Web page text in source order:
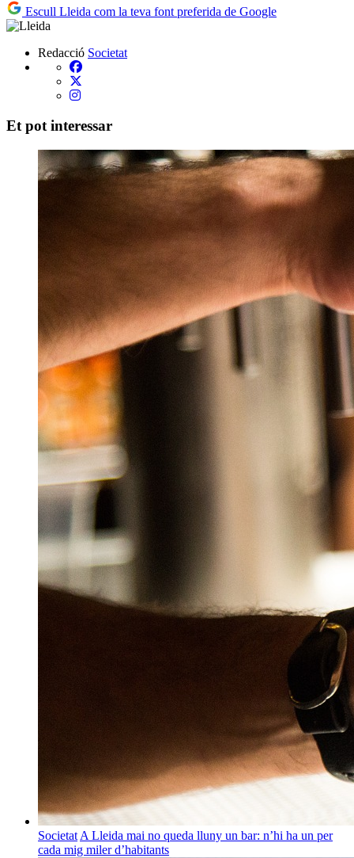
Escull Lleida com la teva font preferida de Google
Redacció Societat
Et pot interessar
Societat A Lleida mai no queda lluny un bar: n’hi ha un per
cada mig miler d’habitants